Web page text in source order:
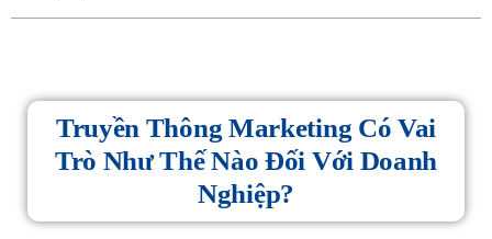
Truyền Thông Marketing Có Vai
Trò Như Thế Nào Đối Với Doanh
Nghiệp?